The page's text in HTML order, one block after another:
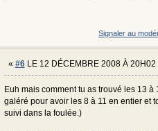
Signaler au
« #6LE 12 DÉCEMBRE 2008 À 20H02
Euh mais comment tu as trouvé les 13 à
galéré pour avoir les 8 à 11 en entier et
suivi dans la foulée.)